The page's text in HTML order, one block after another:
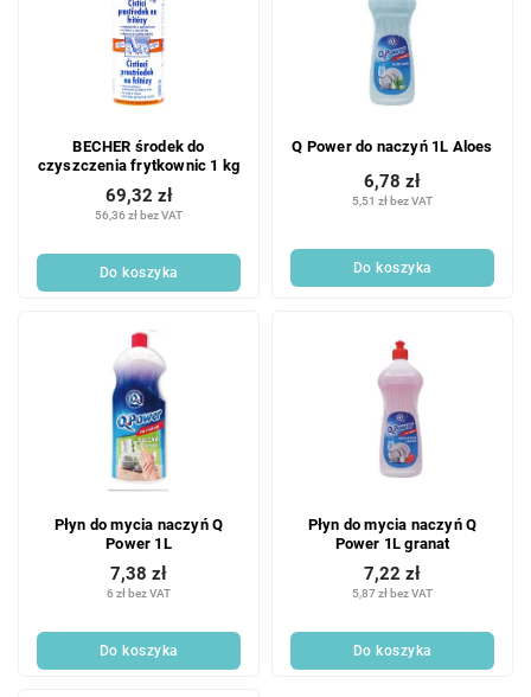
BECHER środek do
czyszczenia frytkownic 1 kg
56,36 zł bez VAT
69,32 zł
Do koszyka
Q Power do naczyń 1L Aloes
5,51 zł bez VAT
6,78 zł
Do koszyka
Płyn do mycia naczyń Q
Power 1L
6 zł bez VAT
7,38 zł
Do koszyka
Płyn do mycia naczyń Q
Power 1L granat
5,87 zł bez VAT
7,22 zł
Do koszyka